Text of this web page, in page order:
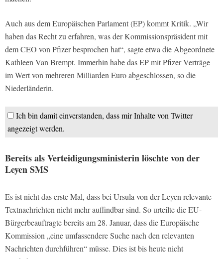
Auch aus dem Europäischen Parlament (EP) kommt Kritik. „Wir
haben das Recht zu erfahren, was der Kommissionspräsident mit
dem CEO von Pfizer besprochen hat“, sagte etwa die Abgeordnete
Kathleen Van Brempt. Immerhin habe das EP mit Pfizer Verträge
im Wert von mehreren Milliarden Euro abgeschlossen, so die
Niederländerin.
Ich bin damit einverstanden, dass mir Inhalte von Twitter
angezeigt werden.
Bereits als Verteidigungsministerin löschte von der
Leyen SMS
Es ist nicht das erste Mal, dass bei Ursula von der Leyen relevante
Textnachrichten nicht mehr auffindbar sind. So urteilte die EU-
Bürgerbeauftragte bereits am 28. Januar, dass die Europäische
Kommission „eine umfassendere Suche nach den relevanten
Nachrichten durchführen“ müsse. Dies ist bis heute nicht